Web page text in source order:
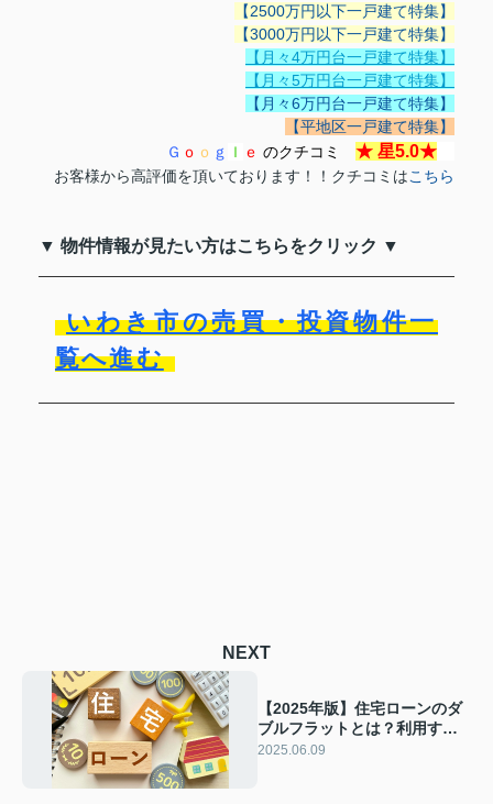
【2500万円以下一戸建て特集】
【3000万円以下一戸建て特集】
【月々4万円台一戸建て特集】
【月々5万円台一戸建て特集】
【月々6万円台一戸建て特集】
【平地区一戸建て特集】
Ｇ ｏ ｏ ｇ ｌ ｅ のクチコミ ★ 星5.0★
お客様から高評価を頂いております！！クチコミはこちら
▼ 物件情報が見たい方はこちらをクリック ▼
いわき市の売買・投資物件一
覧へ進む
NEXT
【2025年版】住宅ローンのダ
ブルフラットとは？利用する
メリット・デメリットをご紹
2025.06.09